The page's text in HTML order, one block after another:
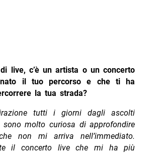
live, c’è un artista o un concerto
il tuo percorso e che ti ha
la tua strada?
tutti i giorni dagli ascolti
molto curiosa di approfondire
non mi arriva nell’immediato.
il concerto live che mi ha più